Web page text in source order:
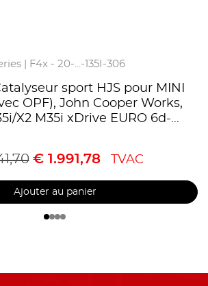
| F4x - 20-...-135I-306
sport HJS pour MINI
OPF), John Cooper Works,
X2 M35i xDrive EURO 6d-
€1.991,78 TVAC
Ajouter au panier